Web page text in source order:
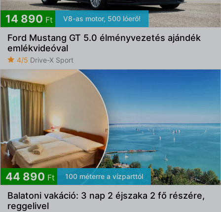
14 890 Ft V8-as motor, 500 lóerő!
Ford Mustang GT 5.0 élményvezetés ajándék
emlékvideóval
4/5 Drive-X Sport
44 890 Ft 100 méterre a vízparttól
Balatoni vakáció: 3 nap 2 éjszaka 2 fő részére,
reggelivel